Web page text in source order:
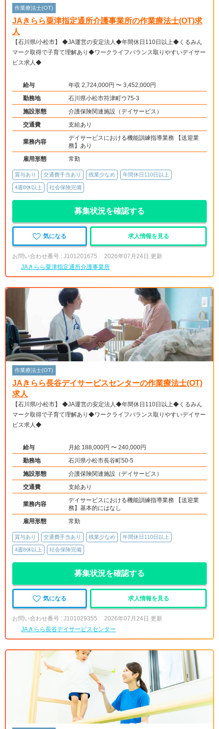
作業療法士(OT)
JAきらら粟津指定通所介護事業所の作業療法士(OT)求
人
【石川県/小松市】 ◆JA運営の安定法人◆年間休日110日以上◆くるみん
マーク取得で子育て理解あり◆ワークライフバランス取りやすいデイサー
ビス求人◆
給与
年収 2,724,000円 〜 3,452,000円
勤務地
石川県小松市符津町ウ75-3
施設形態
介護保険関連施設（デイサービス）
交通費
支給あり
業務内容
デイサービスにおける機能訓練指導業務 【送迎業
務】あり
雇用形態
常勤
賞与あり 交通費手当あり 残業少なめ 年間休日110日以上
4週8休以上 社会保険完備
募集状況を確認する
気になる 求人情報を見る
お問い合わせ番号 : J101201675
2026年07月24日 更新
JAきらら粟津指定通所介護事業所
作業療法士(OT)
JAきらら長谷デイサービスセンターの作業療法士(OT)
求人
【石川県/小松市】 ◆JA運営の安定法人◆年間休日110日以上◆くるみん
マーク取得で子育て理解あり◆ワークライフバランス取りやすいデイサー
ビス求人◆
給与
月給 188,000円 〜 240,000円
勤務地
石川県小松市長谷町50-5
施設形態
介護保険関連施設（デイサービス）
交通費
支給あり
業務内容
デイサービスにおける機能訓練指導業務 【送迎業
務】基本的にはなし
雇用形態
常勤
賞与あり 交通費手当あり 残業少なめ 年間休日110日以上
4週8休以上 社会保険完備
募集状況を確認する
気になる 求人情報を見る
お問い合わせ番号 : J101029355
2026年07月24日 更新
JAきらら長谷デイサービスセンター